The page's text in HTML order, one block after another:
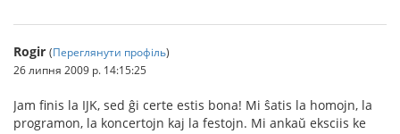
Rogir (Переглянути профіль)
26 липня 2009 р. 14:15:25
Jam finis la IJK, sed ĝi certe estis bona! Mi ŝatis la homojn, la
programon, la koncertojn kaj la festojn. Mi ankaŭ eksciis ke